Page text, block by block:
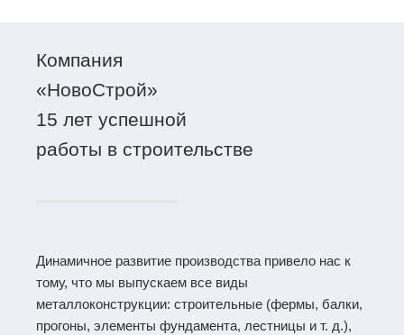
Сопровождение сделки
Компания
«НовоСтрой»
15 лет успешной
работы в строительстве
Динамичное развитие производства привело нас к
тому, что мы выпускаем все виды
металлоконструкции: строительные (фермы, балки,
прогоны, элементы фундамента, лестницы и т. д.),